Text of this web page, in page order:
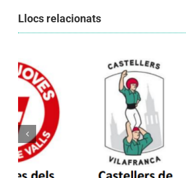
Llocs relacionats
Els Castellers de Vilafranca
patrimoni en un viatge
d’Aran i a la Vall